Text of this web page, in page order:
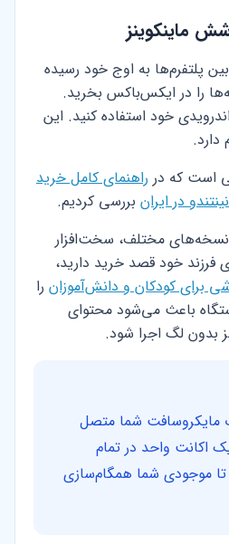
ماینکوینز
بین پلتفرم‌ها به اوج خود رسیده
را در ایکس‌باکس بخرید.
خود استفاده کنید. این
است که در راهنمای کامل خرید
در ایران بررسی کردیم.
نسخه‌های مختلف، سخت‌افزار
فرزند خود قصد خرید دارید،
برای کودکان و دانش‌آموزان را
باعث می‌شود محتوای
بدون لگ اجرا شود.
مایکروسافت شما متصل
اکانت واحد در تمام
تا موجودی شما همگام‌سازی